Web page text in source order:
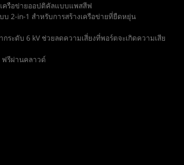
เครือข่ายออปติคัลแบบแพสสีฟ
บ 2-in-1 สำหรับการสร้างเครือข่ายที่ยืดหยุ่น
กระดับ 6 kV ช่วยลดความเสี่ยงที่พอร์ตจะเกิดความเสีย
ฟรีผ่านคลาวด์